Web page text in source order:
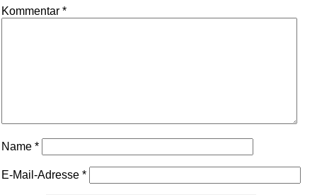
Kommentar *
Name *
E-Mail-Adresse *